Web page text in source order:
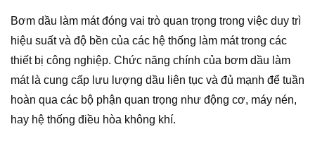
Bơm dầu làm mát đóng vai trò quan trọng trong việc duy trì
hiệu suất và độ bền của các hệ thống làm mát trong các
thiết bị công nghiệp. Chức năng chính của bơm dầu làm
mát là cung cấp lưu lượng dầu liên tục và đủ mạnh để tuần
hoàn qua các bộ phận quan trọng như động cơ, máy nén,
hay hệ thống điều hòa không khí.